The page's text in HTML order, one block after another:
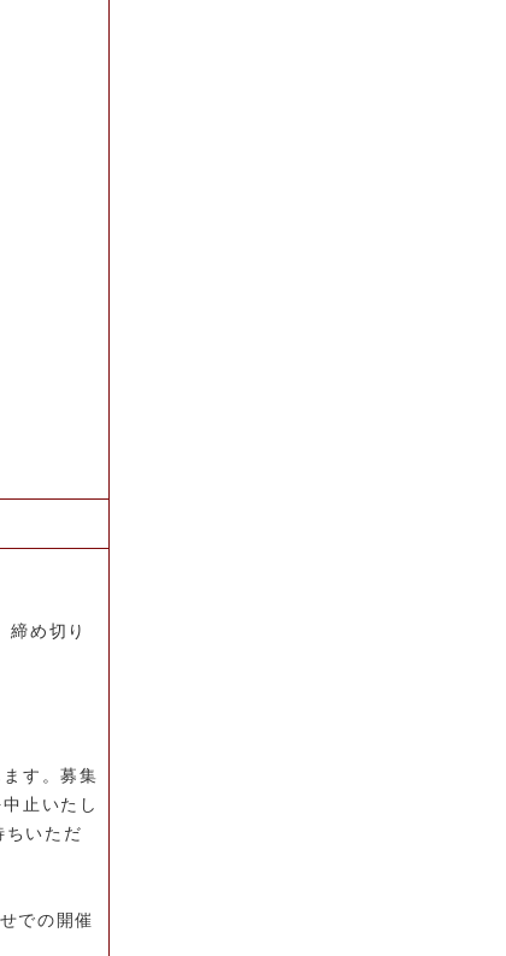
締め切り
す。募集
止いたし
ちいただ
での開催